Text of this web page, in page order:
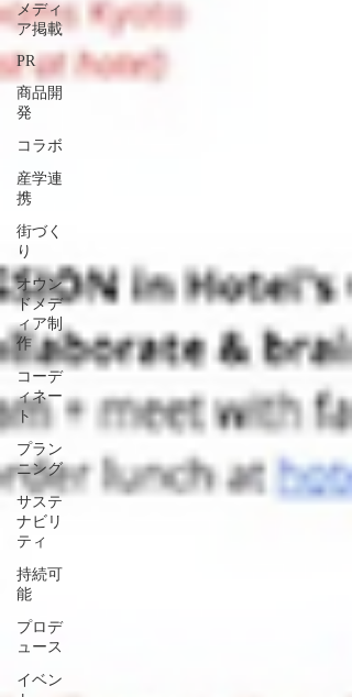
メディ
ア掲載
PR
商品開
発
コラボ
産学連
携
街づく
り
オウン
ドメデ
ィア制
作
コーデ
ィネー
ト
プラン
ニング
サステ
ナビリ
ティ
持続可
能
プロデ
ュース
イベン